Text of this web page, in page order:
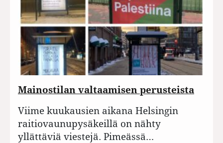
Mainostilan valtaamisen perusteista
Viime kuukausien aikana Helsingin
raitiovaunupysäkeillä on nähty
yllättäviä viestejä. Pimeässä…